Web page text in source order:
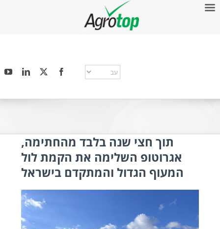
תוך חצי שנה בלבד מהחתימה,
אגרוטופ השלימה את הקמת לול
המעוף הגדול והמתקדם בישראל